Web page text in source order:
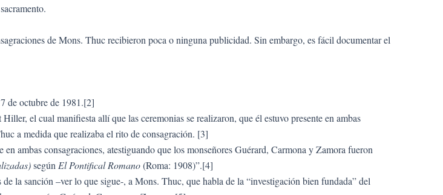
de Mons. Thuc recibieron poca o ninguna publicidad. Sin embargo, es fácil documentar el
de octubre de 1981.[2]
el cual manifiesta allí que las ceremonias se realizaron, que él estuvo presente en ambas
a medida que realizaba el rito de consagración. [3]
ambas consagraciones, atestiguando que los monseñores Guérard, Carmona y Zamora fueron
según El Pontifical Romano(Roma: 1908)”.[4]
la sanción –ver lo que sigue-, a Mons. Thuc, que habla de la “investigación bien fundada” del